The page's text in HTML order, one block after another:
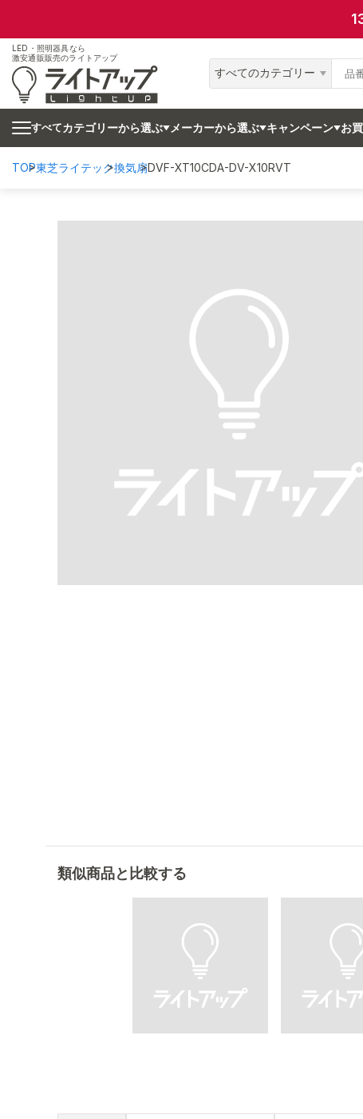
LED・照明器具なら
激安通販販売のライトアップ
すべてのカテゴリー
すべてカテゴリーから選ぶ メーカーから選ぶ キャンペーン お
TOP東芝ライテック換気扇DVF-XT10CDA-DV-X10RVT
類似商品と比較する